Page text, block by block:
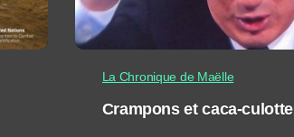
La Chronique de Maëlle
Crampons et caca-culotte